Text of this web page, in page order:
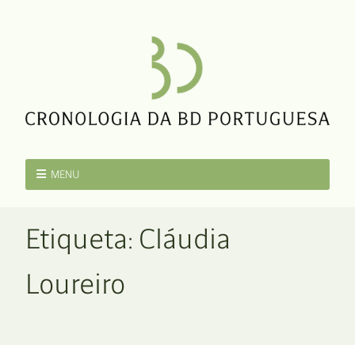
MENU
Etiqueta: Cláudia
Loureiro